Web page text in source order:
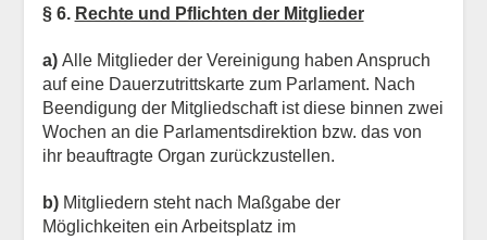
§ 6. Rechte und Pflichten der Mitglieder
a)Alle Mitglieder der Vereinigung haben Anspruch
auf eine Dauerzutrittskarte zum Parlament. Nach
Beendigung der Mitgliedschaft ist diese binnen zwei
Wochen an die Parlamentsdirektion bzw. das von
ihr beauftragte Organ zurückzustellen.
b)Mitgliedern steht nach Maßgabe der
Möglichkeiten ein Arbeitsplatz im